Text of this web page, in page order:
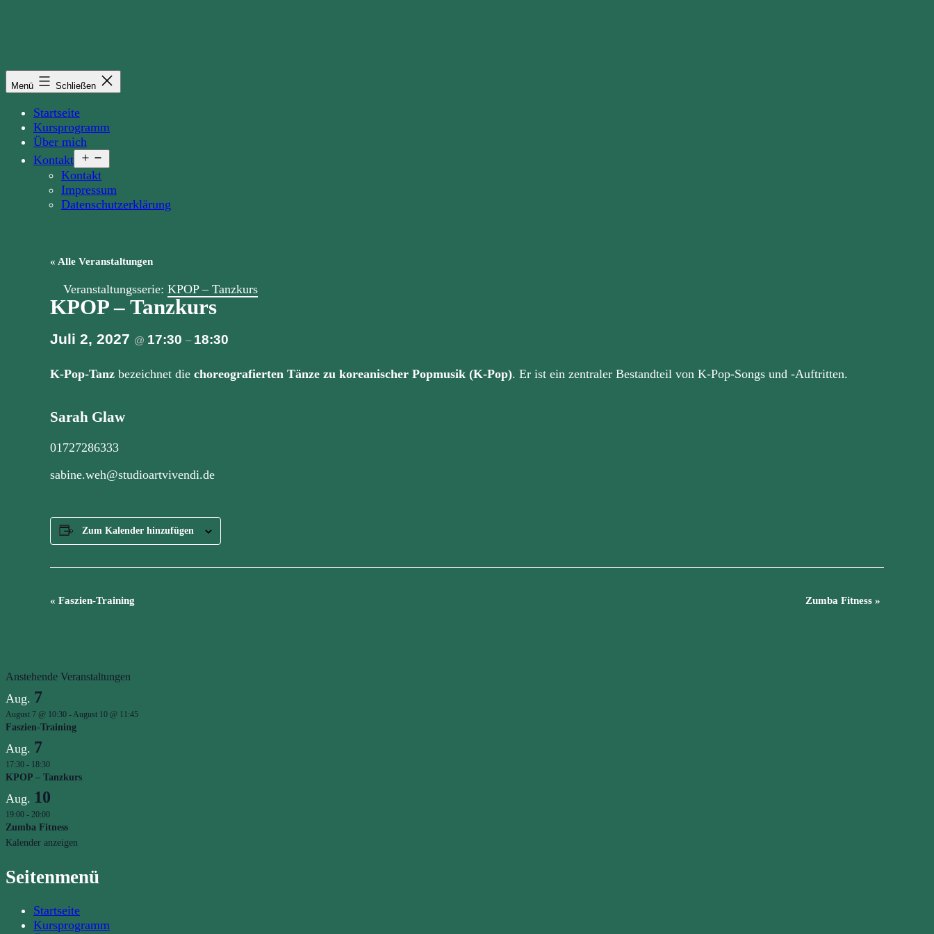
Menü Schließen
Startseite
Kursprogramm
Über mich
Kontakt
öffnen
Kontakt
Impressum
Datenschutzerklärung
« Alle Veranstaltungen
Veranstaltungsserie: KPOP – Tanzkurs
KPOP – Tanzkurs
Juli 2, 2027 @ 17:30 – 18:30
K-Pop-Tanz bezeichnet die choreografierten Tänze zu koreanischer Popmusik (K-Pop). Er ist ein zentraler Bestandteil von K-Pop-Songs und -Auftritten.
Sarah Glaw
01727286333
sabine.weh@studioartvivendi.de
Zum Kalender hinzufügen
Veranstaltung
« Faszien-Training Zumba Fitness »
Anstehende Veranstaltungen
Aug. 7
August 7 @ 10:30 -August 10 @ 11:45
Faszien-Training
Aug. 7
17:30 - 18:30
KPOP – Tanzkurs
Aug. 10
19:00 - 20:00
Zumba Fitness
Kalender anzeigen
Seitenmenü
Startseite
Kursprogramm